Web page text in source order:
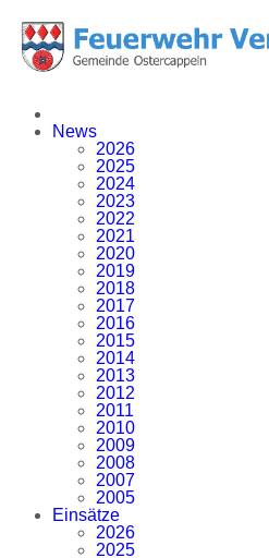
News
2026
2025
2024
2023
2022
2021
2020
2019
2018
2017
2016
2015
2014
2013
2012
2011
2010
2009
2008
2007
2005
Einsätze
2026
2025